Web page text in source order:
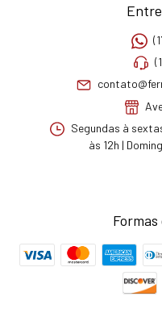
Segundas à
às 12h |